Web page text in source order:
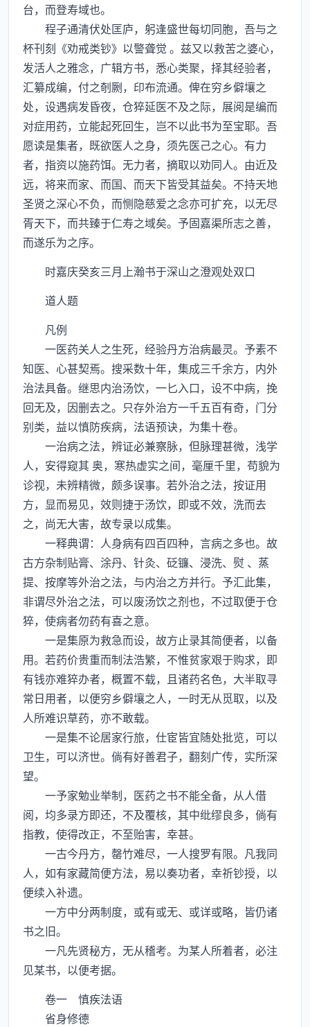
台，而登寿域也。
程子通清伏处匡庐，躬逢盛世每切同胞，吾与之
杯刊刻《劝戒类钞》以警聋觉 。兹又以救苦之婆心，
发活人之雅念，广辑方书，悉心类聚，择其经验者，
汇纂成编，付之剞劂，印布流通。俾在穷乡僻壤之
处，设遇病发昏夜，仓猝延医不及之际，展阅是编而
对症用药，立能起死回生，岂不以此书为至宝耶。吾
愿读是集者，既欲医人之身，须先医己之心。有力
者，指资以施药饵。无力者，摘取以劝同人。由近及
远，将来而家、而国、而天下皆受其益矣。不持天地
圣贤之深心不负，而恻隐慈爱之念亦可扩充，以无尽
胥天下，而共臻于仁寿之域矣。予固嘉渠所志之善，
而遂乐为之序。
时嘉庆癸亥三月上瀚书于深山之澄观处双口
道人题
凡例
一医药关人之生死，经验丹方治病最灵。予素不
知医、心甚契焉。搜采数十年，集成三千余方，内外
治法具备。继思内治汤饮，一匕入口，设不中病，挽
回无及，因删去之。只存外治方一千五百有奇，门分
别类，益以慎防疾病，法语预诀，为集十卷。
一治病之法，辨证必兼察脉，但脉理甚微，浅学
人，安得窥其 奥，寒热虚实之间，毫厘千里，苟貌为
诊视，未辨精微，颇多误事。若外治之法，按证用
方，显而易见，效则捷于汤饮，即或不效，洗而去
之，尚无大害，故专录以成集。
一释典谓：人身病有四百四种，言病之多也。故
古方杂制贴膏、涂丹、针灸、砭镰、浸洗、熨 、蒸
提、按摩等外治之法，与内治之方并行。予汇此集，
非谓尽外治之法，可以废汤饮之剂也，不过取便于仓
猝，使病者勿药有喜之意。
一是集原为救急而设，故方止录其简便者，以备
用。若药价贵重而制法浩繁，不惟贫家艰于购求，即
有钱亦难猝办者，概置不载，且诸药名色，大半取寻
常日用者，以便穷乡僻壤之人，一时无从觅取，以及
人所难识草药，亦不敢载。
一是集不论居家行旅，仕宦皆宜随处批览，可以
卫生，可以济世。倘有好善君子，翻刻广传，实所深
望。
一予家勉业举制，医药之书不能全备，从人借
阅，均多录方即还，不及覆核，其中纰缪良多，倘有
指教，使得改正，不至贻害，幸甚。
一古今丹方，罄竹难尽，一人搜罗有限。凡我同
人，如有家藏简便方法，易以奏功者，幸祈钞授，以
便续入补遗。
一方中分两制度，或有或无、或详或略，皆仍诸
书之旧。
一凡先贤秘方，无从稽考。为某人所着者，必注
见某书，以便考据。
卷一 慎疾法语
省身修德